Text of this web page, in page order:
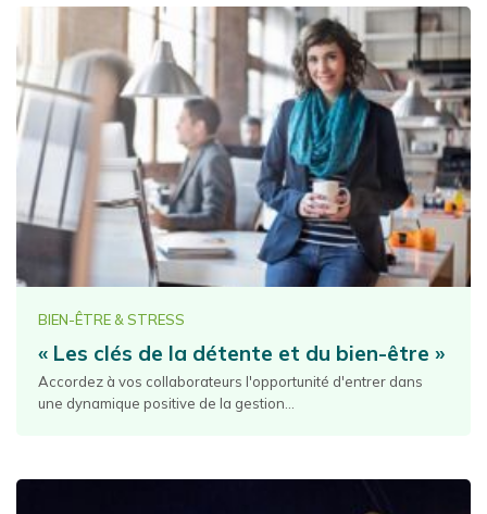
BIEN-ÊTRE & STRESS
« Les clés de la détente et du bien-être »
Accordez à vos collaborateurs l'opportunité d'entrer dans
une dynamique positive de la gestion...